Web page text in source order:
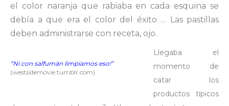
el color naranja que rabiaba en cada esquina se
debía a que era el color del éxito … Las pastillas
deben administrarse con receta, ojo.
“Ni con salfumán limpiamos eso!”
(westsidemovie.tumblr.com)
Llegaba el
momento de
catar los
productos típicos